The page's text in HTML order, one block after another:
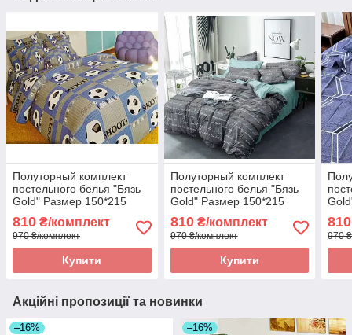
Полуторный комплект
постельного белья "Бязь
Gold" Размер 150*215
810 ₴/комплект
970 ₴/комплект
Купити
Полуторный комплект
постельного белья "Бязь
Gold" Размер 150*215
810₴/комплект
970 ₴/комплект
Купити
810
970
Акційні пропозиції та новинки
–16% –16%